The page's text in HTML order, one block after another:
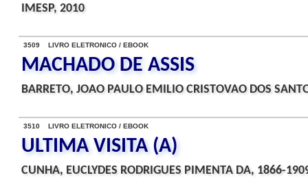
IMESP, 2010
3509 LIVRO ELETRONICO / EBOOK
MACHADO DE ASSIS
BARRETO, JOAO PAULO EMILIO CRISTOVAO DOS
3510 LIVRO ELETRONICO / EBOOK
ULTIMA VISITA (A)
CUNHA, EUCLYDES RODRIGUES PIMENTA DA, 1866-